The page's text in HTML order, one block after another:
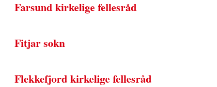
Farsund kirkelige fellesråd
Fitjar sokn
Flekkefjord kirkelige fellesråd